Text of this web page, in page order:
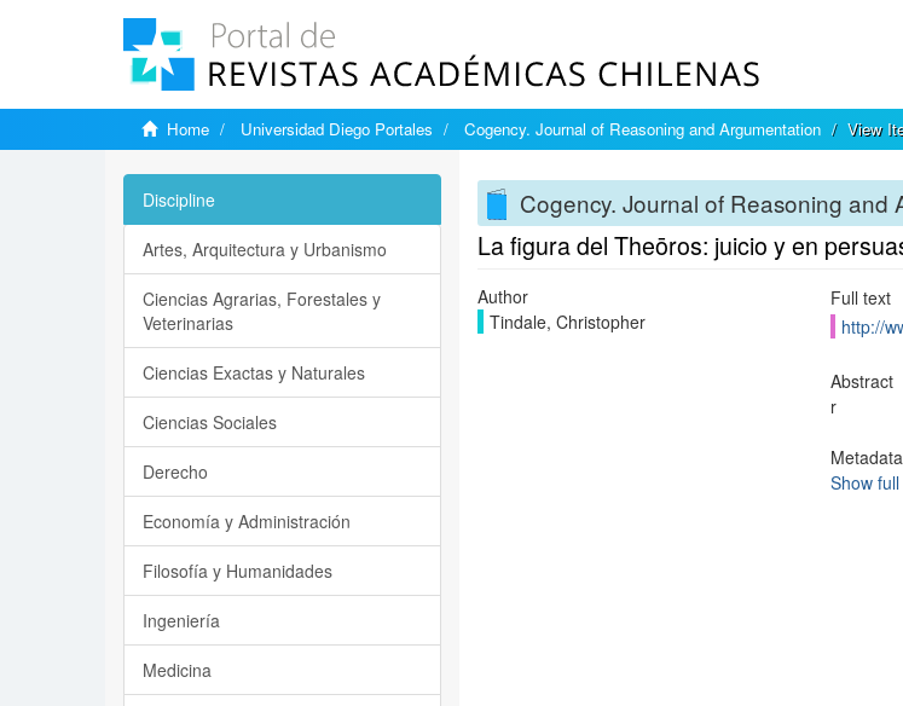
Home Universidad Diego Portales Cogency. Journal of Reasoning and Argumentation View
Cogency. Journal of Reasoning and
La figura del Theōros: juicio y en
Author
Tindale, Christopher
Full text
http://
Abstract
r
Metadata
Show
Discipline
Artes, Arquitectura y Urbanismo
Ciencias Agrarias, Forestales y
Veterinarias
Ciencias Exactas y Naturales
Ciencias Sociales
Derecho
Economía y Administración
Filosofía y Humanidades
Ingeniería
Medicina